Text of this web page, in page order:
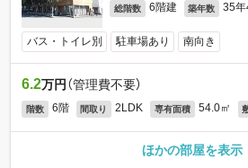
総階数 6階建 築年数 35年
バス・トイレ別 駐車場あり 南向き
6.2万円 （管理費不要）
階数 6階 間取り 2LDK 専有面積 54.0㎡
ほかの部屋を表示